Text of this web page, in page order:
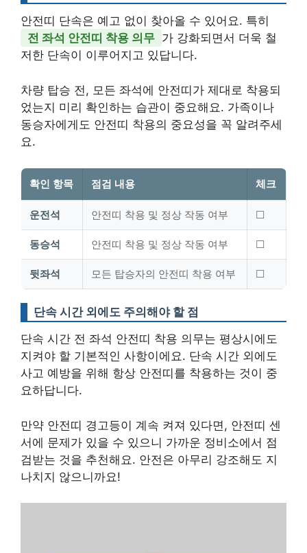
안전띠 단속은 예고 없이 찾아올 수 있어요. 특히
전 좌석 안전띠 착용 의무 가 강화되면서 더욱 철
저한 단속이 이루어지고 있답니다.
차량 탑승 전, 모든 좌석에 안전띠가 제대로 착용되
었는지 미리 확인하는 습관이 중요해요. 가족이나
동승자에게도 안전띠 착용의 중요성을 꼭 알려주세
요.
확인 항목 점검 내용 체크
운전석 안전띠 착용 및 정상 작동 여부 ☐
동승석 안전띠 착용 및 정상 작동 여부 ☐
뒷좌석 모든 탑승자의 안전띠 착용 여부 ☐
단속 시간 외에도 주의해야 할 점
단속 시간 전 좌석 안전띠 착용 의무는 평상시에도
지켜야 할 기본적인 사항이에요. 단속 시간 외에도
사고 예방을 위해 항상 안전띠를 착용하는 것이 중
요하답니다.
만약 안전띠 경고등이 계속 켜져 있다면, 안전띠 센
서에 문제가 있을 수 있으니 가까운 정비소에서 점
검받는 것을 추천해요. 안전은 아무리 강조해도 지
나치지 않으니까요!